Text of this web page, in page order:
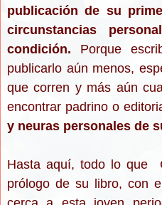
publicación de su
circunstancias
condición. Porque e
publicarlo aún menos,
que corren y más aún
encontrar padrino o
y neuras personales de
Hasta aquí, todo lo que
prólogo de su libro, con